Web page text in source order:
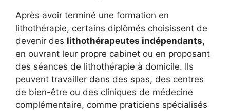
Après avoir terminé une formation en
lithothérapie, certains diplômés choisissent de
devenir des lithothérapeutes indépendants,
en ouvrant leur propre cabinet ou en proposant
des séances de lithothérapie à domicile. Ils
peuvent travailler dans des spas, des centres
de bien-être ou des cliniques de médecine
complémentaire, comme praticiens spécialisés